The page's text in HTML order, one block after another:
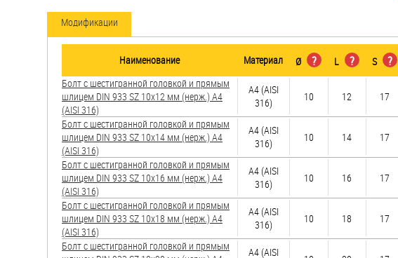
резьбой
Оснастка и аксессуары для
Пробки
Саморезы и шурупы
Стопорные кольца
Такелаж
Хомуты
Шайбы
Модификации
Наименование Материал Ø ? L ? S ?
Болт с шестигранной головкой и прямым
шлицем DIN 933 SZ 10х12 мм (нерж.) A4
(AISI 316)
A4 (AISI
316)
10 12 17
Болт с шестигранной головкой и прямым
шлицем DIN 933 SZ 10х14 мм (нерж.) A4
(AISI 316)
A4 (AISI
316)
10 14 17
Болт с шестигранной головкой и прямым
шлицем DIN 933 SZ 10х16 мм (нерж.) A4
(AISI 316)
A4 (AISI
316)
10 16 17
Болт с шестигранной головкой и прямым
шлицем DIN 933 SZ 10х18 мм (нерж.) A4
(AISI 316)
A4 (AISI
316)
10 18 17
Болт с шестигранной головкой и прямым
A4 (AISI